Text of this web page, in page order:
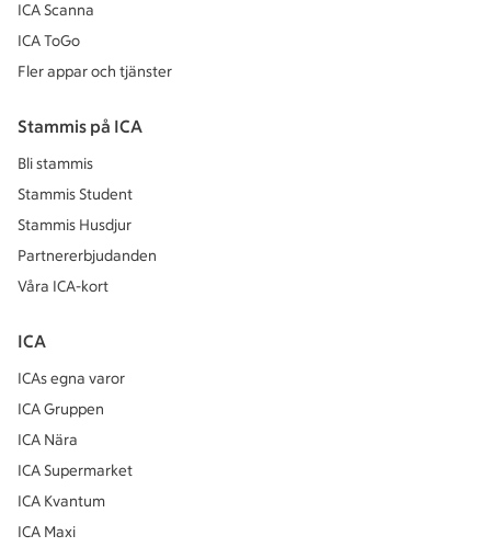
ICA Scanna
ICA ToGo
Fler appar och tjänster
Stammis på ICA
Bli stammis
Stammis Student
Stammis Husdjur
Partnererbjudanden
Våra ICA-kort
ICA
ICAs egna varor
ICA Gruppen
ICA Nära
ICA Supermarket
ICA Kvantum
ICA Maxi